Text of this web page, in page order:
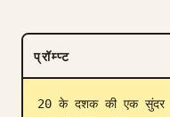
मूल्य निर्धारण
डाउनलोड
प्रॉम्प्ट
20 के दशक की एक सुंदर